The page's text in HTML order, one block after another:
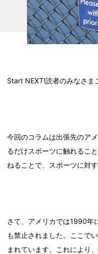
Start NEXT!読者のみなさま
今回のコラムは出張先のア
るだけスポーツに触れるこ
ねることで、スポーツに対
さて、アメリカでは1990年
も禁止されました。ここで
まれています。これにより